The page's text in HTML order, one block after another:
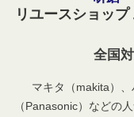
リユースショッ
全国
マキタ（makita）
（Panasonic）などの